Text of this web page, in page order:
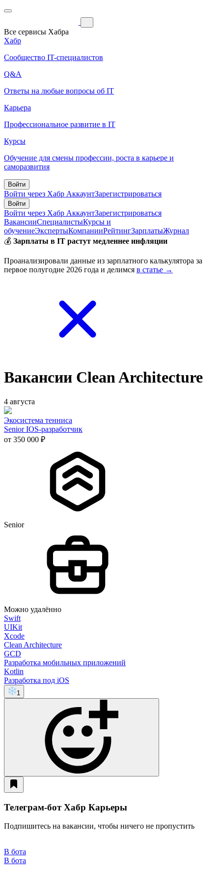
Все сервисы Хабра
Хабр
Сообщество IT-специалистов
Q&A
Ответы на любые вопросы об IT
Карьера
Профессиональное развитие в IT
Курсы
Обучение для смены профессии, роста в карьере и
саморазвития
Войти
Войти через Хабр АккаунтЗарегистрироваться
Войти
Войти через Хабр АккаунтЗарегистрироваться
ВакансииСпециалистыКурсы и
обучениеЭкспертыКомпанииРейтингЗарплатыЖурнал
💰 Зарплаты в IT растут медленнее инфляции
Проанализировали данные из зарплатного калькулятора за
первое полугодие 2026 года и делимся в статье →
Вакансии Clean Architecture
4 августа
Экосистема тенниса
Senior IOS-разработчик
от 350 000 ₽
Senior
Можно удалённо
Swift
UIKit
Xcode
Clean Architecture
GCD
Разработка мобильных приложений
Kotlin
Разработка под iOS
1
Телеграм-бот Хабр Карьеры
Подпишитесь на вакансии, чтобы ничего не пропустить
В бота
В бота